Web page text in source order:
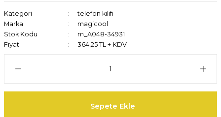
Kategori
telefon kılıfı
Marka
magicool
Stok Kodu
m_A048-34931
Fiyat
364,25 TL + KDV
Sepete Ekle